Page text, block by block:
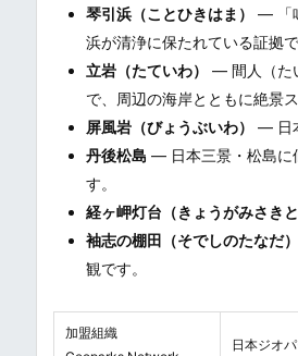
琴引浜（ことひきはま）
― 「
浜が清浄に保たれている証拠
立岩（たていわ）
― 間人（た
で、周辺の海岸とともに絶景
屏風岩（びょうぶいわ）
― 日
丹後松島 ― 日本三景・松島に
す。
経ヶ岬灯台（きょうがみさきと
袖志の棚田（そでしのたなだ）
観です。
加盟組織
日本ジオ